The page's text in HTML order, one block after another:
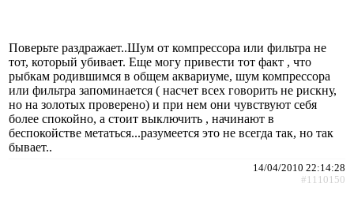
Поверьте раздражает..Шум от компрессора или фильтра не
тот, который убивает. Еще могу привести тот факт , что
рыбкам родившимся в общем аквариуме, шум компрессора
или фильтра запоминается ( насчет всех говорить не рискну,
но на золотых проверено) и при нем они чувствуют себя
более спокойно, а стоит выключить , начинают в
беспокойстве метаться...разумеется это не всегда так, но так
бывает..
14/04/2010 22:14:28
#1110150